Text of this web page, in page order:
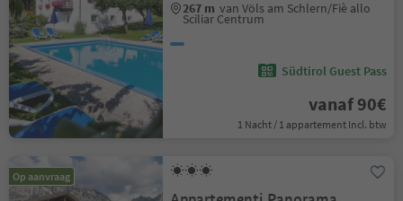
267 m van Völs am Schlern/Fiè allo
Sciliar Centrum
Südtirol Guest Pass
vanaf 90€
1 Nacht / 1 appartement Incl. btw
Op aanvraag